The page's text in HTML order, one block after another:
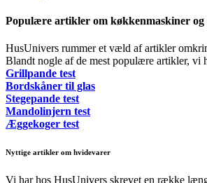
Populære artikler om køkkenmaskiner og
HusUnivers rummer et væld af artikler
Blandt nogle af de mest populære artikler, vi
Grillpande test
Bordskåner til glas
Stegepande test
Mandolinjern test
Æggekoger test
Nyttige artikler om hvidevarer
Vi har hos HusUnivers skrevet en række